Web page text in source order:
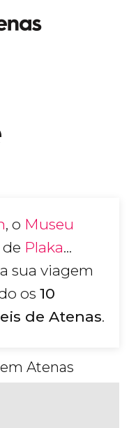
, o Museu
de Plaka...
sua viagem
os 10
de Atenas.
Atenas